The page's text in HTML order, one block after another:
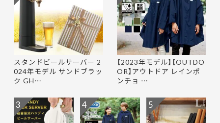
スタンドビールサーバー 2
024年モデル サンドブラッ
ク GH…
【2023年モデル】【OUTDO
OR】アウトドア レインポ
ンチョ …
3 4 5